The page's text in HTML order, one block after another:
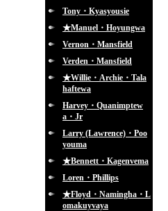
Tony・Kyasyousie
★Manuel・Hoyungwa
Vernon・Mansfield
Verden・Mansfield
★Willie・Archie・Tala
haftewa
Harvey・Quanimptew
a・Jr
Larry (Lawrence)・Poo
youma
★Bennett・Kagenvema
Loren・Phillips
★Floyd・Namingha・L
omakuyvaya